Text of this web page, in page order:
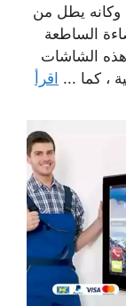
وكانه يطل من
الساطعة
الشاشات
، كما ... اقرأ